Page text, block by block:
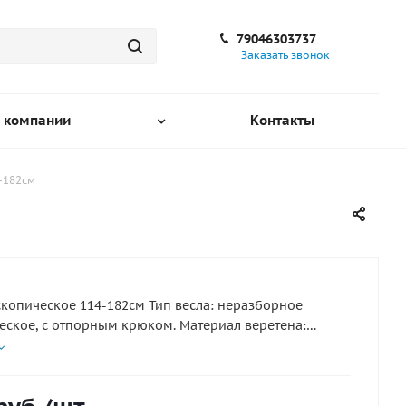
79046303737
Заказать звонок
Контакты
182см
114-182см Тип весла: неразборное
с отпорным крюком. Материал веретена:
лопасти: пластмасса. Диаметр веретена: 2.6